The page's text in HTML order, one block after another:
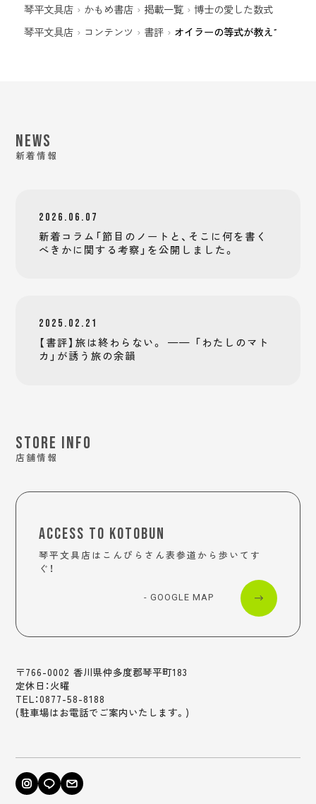
琴平文具店 かもめ書店 掲載一覧 博士の愛した数式
琴平文具店
コンテンツ 書評 オイラーの等式が教えてくれる
NEWS
新着情報
2026.06.07
新着コラム「節目のノートと、そこに何を書く
べきかに関する考察」を公開しました。
2025.02.21
【書評】旅は終わらない。 —— 「わたしのマト
カ」が誘う旅の余韻
STORE INFO
店舗情報
ACCESS TO KOTOBUN
琴平文具店はこんぴらさん表参道から歩いてす
ぐ！
- GOOGLE MAP
〒766-0002 香川県仲多度郡琴平町183
定休日：火曜
TEL：0877-58-8188
(駐車場はお電話でご案内いたします。)